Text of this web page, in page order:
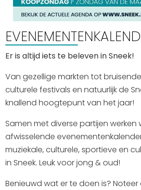
Vakantie vieren in Sneek
Uitgaan in Sneek
Overnachten in Sneek
Citygame Escapegame Sneek
De leukste routes
Interactieve plattegrond van Sneek
Winkelen in Sneek
Bootverhuur
Er is altijd iets te beleven in Sneek!
Van gezellige markten tot
culturele festivals en natuurlijk de
knallend hoogtepunt van het jaar!
Samen met diverse partijen werken
afwisselende
muziekale, culturele, sportieve en
in Sneek. Leuk voor jong & oud!
Benieuwd wat er te doen is?